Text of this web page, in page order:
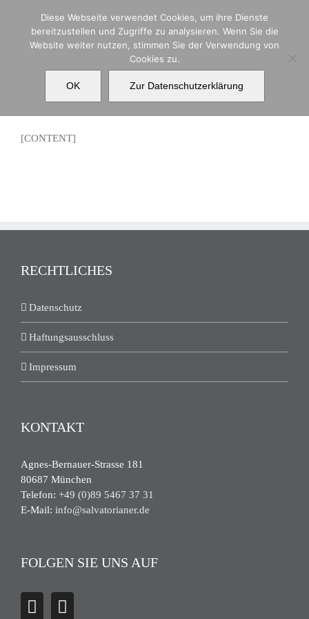
springen
Taxonomy template
[CONTENT]
RECHTLICHES
Datenschutz
Haftungsausschluss
Impressum
KONTAKT
Agnes-Bernauer-Strasse 181
80687 München
Telefon: +49 (0)89 5467 37 31
E-Mail: info@salvatorianer.de
FOLGEN SIE UNS AUF
Diese Webseite verwendet Cookies, um ihre Dienste
bereitzustellen und Zugriffe zu analysieren. Wenn Sie die
Website weiter nutzen, stimmen Sie der Verwendung von
Cookies zu.
OK Zur Datenschutzerklärung